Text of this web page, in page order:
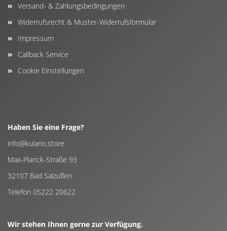
Versand- & Zahlungsbedingungen
Widerrufsrecht & Muster-Widerrufsformular
Impressum
Callback Service
Cookie Einstellungen
Haben Sie eine Frage?
info@kulano.store
Max-Planck-Straße 93
32107 Bad Salzuflen
Telefon 05222 20622
Wir stehen Ihnen gerne zur Verfügung.